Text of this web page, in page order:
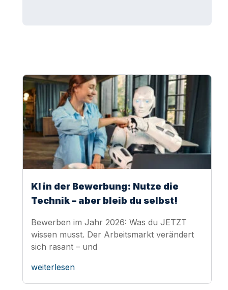
KI in der Bewerbung: Nutze die
Technik – aber bleib du selbst!
Bewerben im Jahr 2026: Was du JETZT
wissen musst. Der Arbeitsmarkt verändert
sich rasant – und
weiterlesen